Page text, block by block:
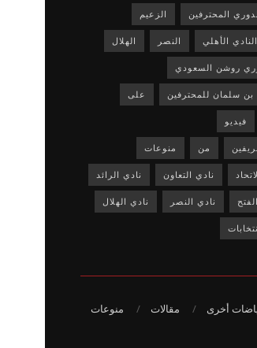
المحترفين الزعيم
النادي الأهلي النصر الهلال
روشن السعودي
سلمان للمحترفين على
فيديو
من منوعات
نادي التعاون نادي الرائد
نادي النصر نادي الهلال
أخرى مقالات منوعات